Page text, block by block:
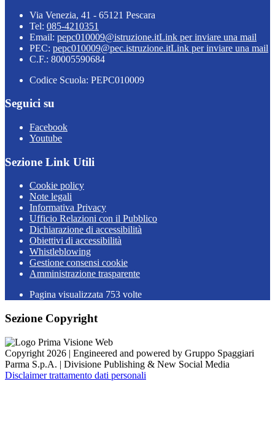
Via Venezia, 41 - 65121 Pescara
Tel: 085-4210351
Email: pepc010009@istruzione.itLink per inviare una mail
PEC: pepc010009@pec.istruzione.itLink per inviare una mail
C.F.: 80005590684
Codice Scuola: PEPC010009
Seguici su
Facebook
Youtube
Sezione Link Utili
Cookie policy
Note legali
Informativa Privacy
Ufficio Relazioni con il Pubblico
Dichiarazione di accessibilità
Obiettivi di accessibilità
Whistleblowing
Gestione consensi cookie
Amministrazione trasparente
Pagina visualizzata 753 volte
Sezione Copyright
Copyright 2026 | Engineered and powered by Gruppo Spaggiari
Parma S.p.A. | Divisione Publishing & New Social Media
Disclaimer trattamento dati personali